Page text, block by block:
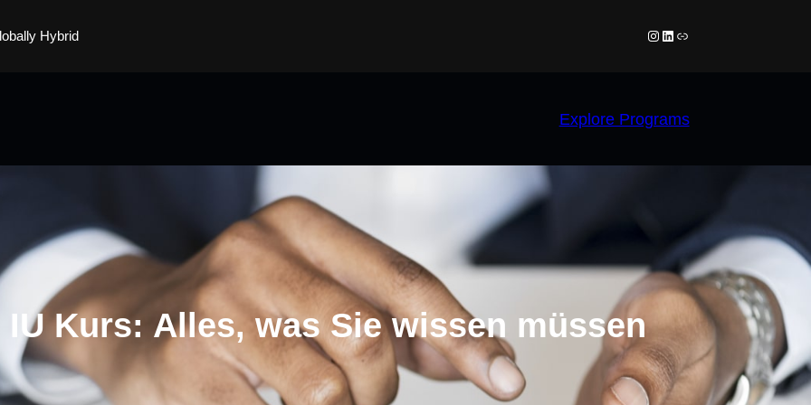
Hybrid Instagram
LinkedIn
Link
Explore Programs
IU Kurs: Alles, was Sie wissen müssen